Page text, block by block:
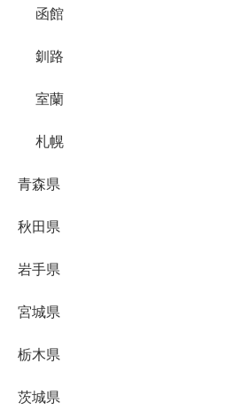
函館
釧路
室蘭
札幌
青森県
秋田県
岩手県
宮城県
栃木県
茨城県